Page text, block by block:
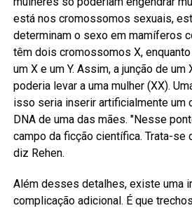
está nos cromossomos sexuais,
determinam o sexo em mamíferos
têm dois cromossomos X,
um X e um Y. Assim, a junção de um
poderia levar a uma mulher (XX).
isso seria inserir artificialmente um
DNA de uma das mães. "Nesse
campo da ficção científica. Trata-se
diz Rehen.
Além desses detalhes, existe uma
complicação adicional. É que